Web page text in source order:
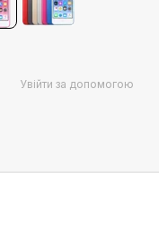
Увійти за допомогою